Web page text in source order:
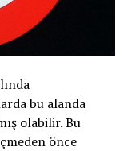
bu alanda
olabilir. Bu
önce